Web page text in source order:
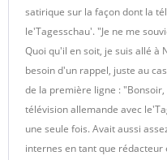
satirique sur la façon dont la
le'Tagesschau'. "Je ne me
Quoi qu'il en soit, je suis allé à
besoin d'un rappel, juste au
de la première ligne :
télévision allemande avec
une seule fois. Avait aussi
internes en tant que rédacteur